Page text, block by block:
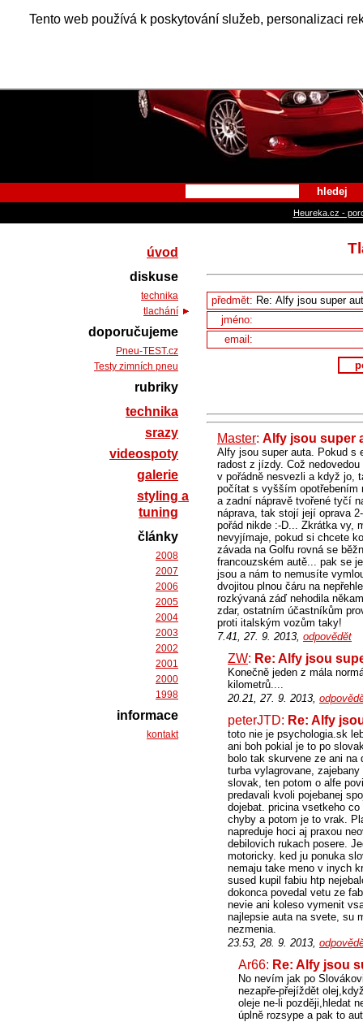
Tento web používá k poskytování služeb, personalizaci
Alfa
hledej
Heureka.cz -
předmět:
jméno:
email:
Master: Alfy jsou super
Alfy jsou super auta. Pokud s
radost z jízdy. Což
v pořádně nesvezli a když jo,
počítat s vyšším opotřebením
a zadní nápravě tvořené tyčí
náprava, tak stojí její oprava
pořád nikde :-D... Zkrátka vy,
nevyjímaje, pokud si chcete
závada na Golfu rovná se
francouzském autě... pak se
jsou a nám to nemusíte
dvojitou plnou čáru na
rozkývaná záď nehodila
zdar, ostatním účastníkům
proti italským vozům taky!
7.41, 27. 9. 2013, odpovědět
ZW: Re: Alfy jsou
Konečně jeden z mála
kilometrů....
20.21, 27. 9. 2013,
peterJTD: Re: Alfy
toto nie je psychologia.sk
ani boh pokial je to po
bolo tak skurvene ze ani
turba vylagrovane,
slovak, ten potom o alfe
predavali kvoli pojebanej
dojebat. pricina vsetkeho
chyby a potom je to vrak.
napreduje hoci aj praxou
debilovich rukach posere.
motoricky. ked ju ponuka
nemaju take meno v inych
sused kupil fabiu htp
dokonca povedal vetu ze
nevie ani koleso vymenit
najlepsie auta na svete, su
nezmenia.
23.53, 28. 9. 2013,
Ar66: Re: Alfy jsou
No nevím jak po
nezapře-přejíždět
oleje ne-li později,hledat
úplně rozsype a pak to
úvod
diskuse
technika
tlachání
doporučujeme
Pneu-TEST.cz
Testy zimních pneu
rubriky
technika
srazy
videospoty
galerie
styling a
tuning
články
2008
2007
2006
2005
2004
2003
2002
2001
2000
1998
informace
kontakt